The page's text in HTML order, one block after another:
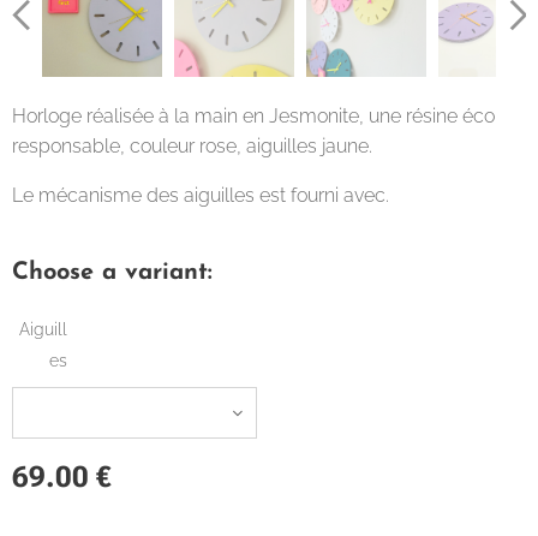
Horloge réalisée à la main en Jesmonite, une résine éco
responsable, couleur rose, aiguilles jaune.
Le mécanisme des aiguilles est fourni avec.
Choose a variant:
Aiguill
es
69.00 €